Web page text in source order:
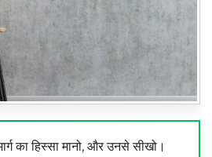
का हिस्सा मानो, और उनसे सीखो।